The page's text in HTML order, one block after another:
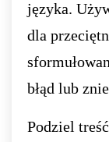
języka.
dla
błąd lub
Podziel